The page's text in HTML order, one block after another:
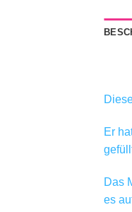
Er
Das
es